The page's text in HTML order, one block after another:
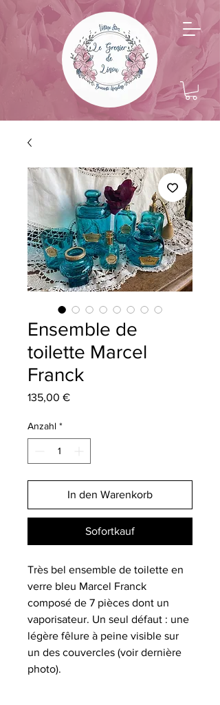
Ensemble de
toilette Marcel
Franck
135,00 €Preis
Anzahl *
In den Warenkorb
Sofortkauf
Très bel ensemble de toilette en
verre bleu Marcel Franck
composé de 7 pièces dont un
vaporisateur. Un seul défaut : une
légère fêlure à peine visible sur
un des couvercles (voir dernière
photo).